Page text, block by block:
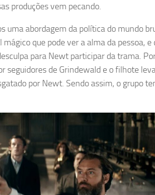
produções vem pecando.
uma abordagem da política do mundo
que pode ver a alma da pessoa, e
para Newt participar da trama.
seguidores de Grindewald e o filhote
por Newt. Sendo assim, o grupo